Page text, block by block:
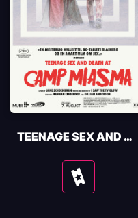
TEENAGE SEX AND DEATH AT CAMP MIASMA
Se
tider